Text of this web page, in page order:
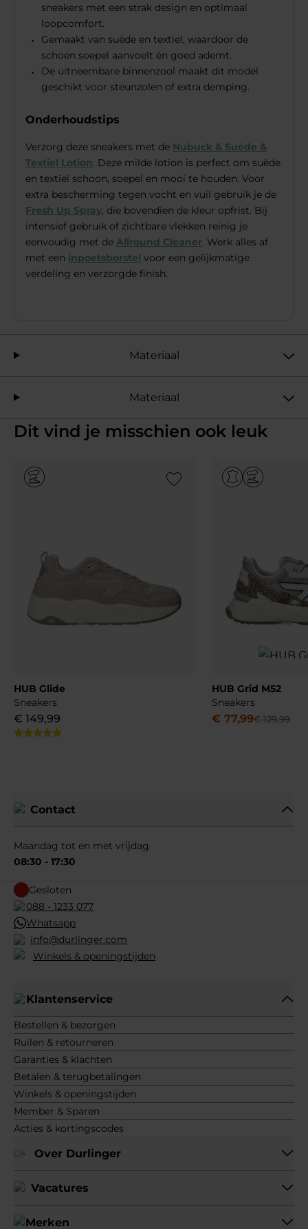
sneakers met een strak design en optimaal
loopcomfort.
Gemaakt van suède en textiel, waardoor de
schoen soepel aanvoelt én goed ademt.
De uitneembare binnenzool maakt dit model
geschikt voor steunzolen of extra demping.
Onderhoudstips
Verzorg deze sneakers met de Nubuck & Suède &
Textiel Lotion. Deze milde lotion is perfect om suède
en textiel schoon, soepel en mooi te houden. Voor
extra bescherming tegen vocht en vuil gebruik je de
Fresh Up Spray, die bovendien de kleur opfrist. Bij
intensief gebruik of zichtbare vlekken reinig je
eenvoudig met de Allround Cleaner. Werk alles af
met een inpoetsborstel voor een gelijkmatige
verdeling en verzorgde finish.
Materiaal
Materiaal
Dit vind je misschien ook leuk
Add to Wishlist
HUB Glide
Sneakers
€ 149,99
HUB Grid M52
Sneakers
€ 77,99€ 129,99
Contact
Maandag tot en met vrijdag
08:30 - 17:30
Gesloten
088 - 1233 077
Whatsapp
info@durlinger.com
Winkels & openingstijden
Klantenservice
Bestellen & bezorgen
Ruilen & retourneren
Garanties & klachten
Betalen & terugbetalingen
Winkels & openingstijden
Member & Sparen
Acties & kortingscodes
Over Durlinger
Vacatures
Merken